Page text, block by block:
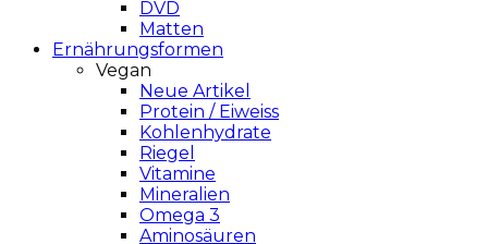
DVD
Matten
Ernährungsformen
Vegan
Neue Artikel
Protein / Eiweiss
Kohlenhydrate
Riegel
Vitamine
Mineralien
Omega 3
Aminosäuren